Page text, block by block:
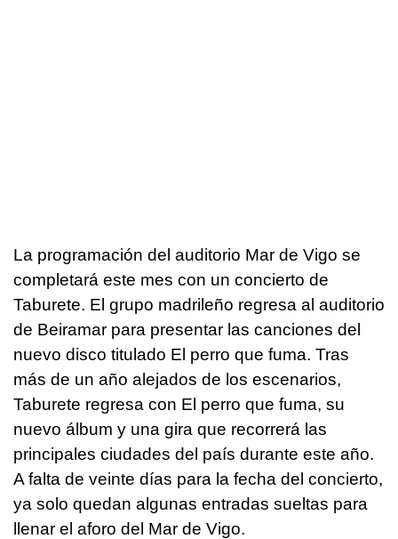
La programación del auditorio Mar de Vigo se
completará este mes con un concierto de
Taburete. El grupo madrileño regresa al auditorio
de Beiramar para presentar las canciones del
nuevo disco titulado El perro que fuma. Tras
más de un año alejados de los escenarios,
Taburete regresa con El perro que fuma, su
nuevo álbum y una gira que recorrerá las
principales ciudades del país durante este año.
A falta de veinte días para la fecha del concierto,
ya solo quedan algunas entradas sueltas para
llenar el aforo del Mar de Vigo.